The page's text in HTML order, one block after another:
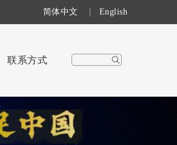
简体中文 English
联系方式